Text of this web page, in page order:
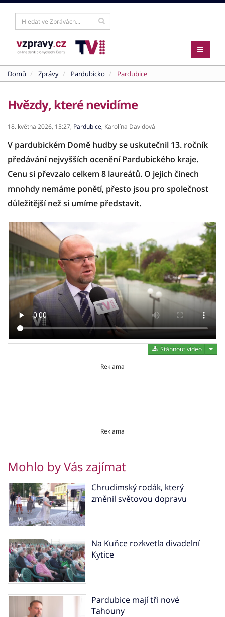
Domů Zprávy Pardubicko Pardubice
Hvězdy, které nevidíme
18. května 2026, 15:27, Pardubice, Karolína Davidová
V pardubickém Domě hudby se uskutečnil 13. ročník
předávání nejvyšších ocenění Pardubického kraje.
Cenu si převzalo celkem 8 laureátů. O jejich činech
mnohdy nemáme ponětí, přesto jsou pro společnost
důležitější než si umíme představit.
Stáhnout video
Reklama
Reklama
Mohlo by Vás zajímat
Chrudimský rodák, který
změnil světovou dopravu
Na Kuňce rozkvetla divadelní
Kytice
Pardubice mají tři nové
Tahouny